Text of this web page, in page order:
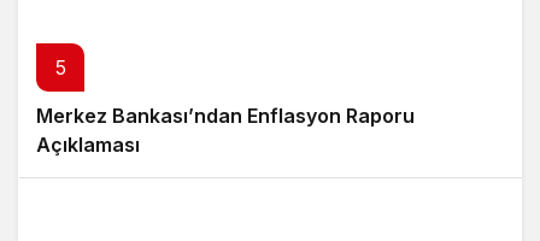
5
Merkez Bankası’ndan Enflasyon Raporu
Açıklaması